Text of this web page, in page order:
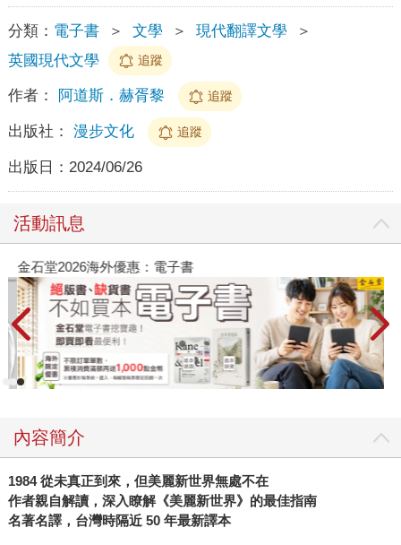
分類： 電子書 ＞ 文學 ＞ 現代翻譯文學
＞
英國現代文學
追蹤
作者： 阿道斯．赫胥黎 追蹤
出版社： 漫步文化 追蹤
出版日： 2024/06/26
活動訊息
金石堂2026海外優惠：電子書
內容簡介
1984從未真正到來，但美麗新世界無處不在
作者親自解讀，深入瞭解《美麗新世界》的最佳指南
名著名譯，台灣時隔近 50 年最新譯本